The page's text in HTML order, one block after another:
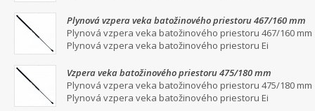
Plynová vzpera veka batožinového priestoru 467/160 mm
Plynová vzpera veka batožinového priestoru 467/160 mm
Plynová vzpera veka batožinového priestoru Ei
Vzpera veka batožinového priestoru 475/180 mm
Plynová vzpera veka batožinového priestoru 475/180 mm
Plynová vzpera veka batožinového priestoru Ei